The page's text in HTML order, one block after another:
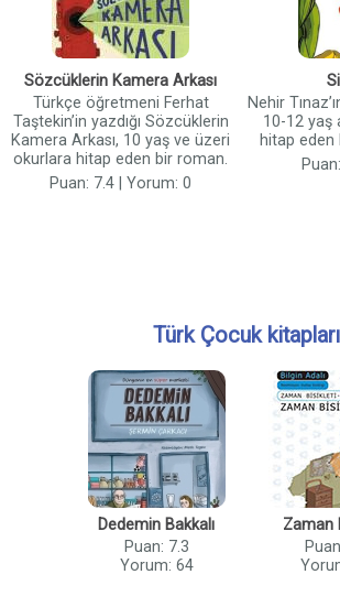
Sözcüklerin Kamera Arkası
Türkçe öğretmeni Ferhat
Taştekin’in yazdığı Sözcüklerin
Kamera Arkası, 10 yaş ve üzeri
okurlara hitap eden bir roman.
Puan: 7.4 | Yorum: 0
Nehir
10-12 yaş
hitap eden
Türk Çocuk kitapları
Dedemin Bakkalı
Puan: 7.3
Yorum: 64
Zaman